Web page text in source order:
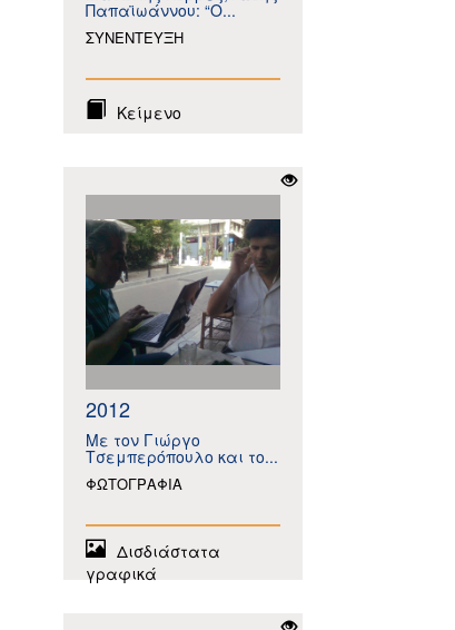
Παπαϊωάννου: “O...
ΣΥΝΕΝΤΕΥΞΗ
Κείμενο
2012
Με τον Γιώργο
Τσεμπερόπουλο και το...
ΦΩΤΟΓΡΑΦΙΑ
Δισδιάστατα
γραφικά